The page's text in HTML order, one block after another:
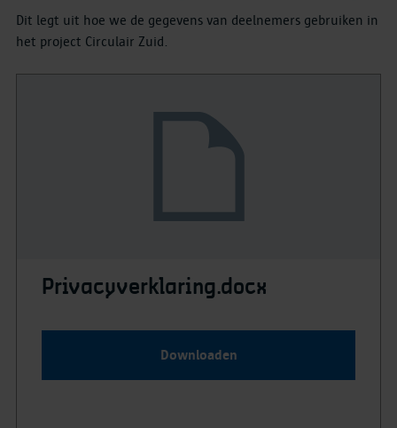
Dit legt uit hoe we de gegevens van deelnemers gebruiken in
het project Circulair Zuid.
Privacyverklaring.docx
Downloaden